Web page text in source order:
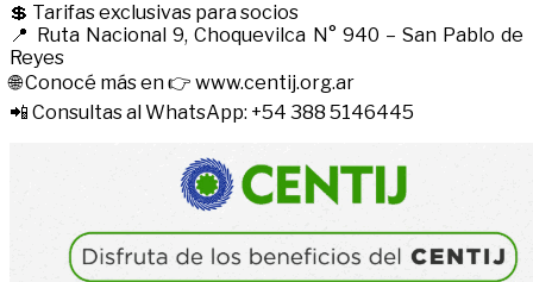
💲 Tarifas exclusivas para socios
📍 Ruta Nacional 9, Choquevilca N° 940 – San Pablo de
Reyes
🌐 Conocé más en 👉 www.centij.org.ar
📲 Consultas al WhatsApp: +54 388 5146445